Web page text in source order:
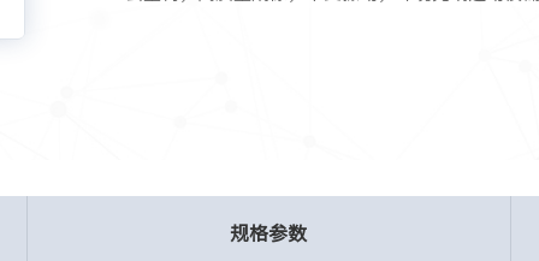
规格参数